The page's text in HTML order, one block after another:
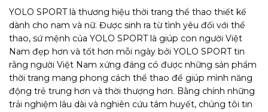
YOLO SPORT là thương hiệu thời trang thể thao thiết kế
dành cho nam và nữ. Được sinh ra từ tình yêu đối với thể
thao, sứ mệnh của YOLO SPORT là giúp con người Việt
Nam đẹp hơn và tốt hơn mỗi ngày bởi YOLO SPORT tin
rằng người Việt Nam xứng đáng có được những sản phẩm
thời trang mang phong cách thể thao để giúp mình năng
động trẻ trung hơn và thời thượng hơn. Bằng chính những
trải nghiệm lâu dài và nghiên cứu tâm huyết, chúng tôi tin